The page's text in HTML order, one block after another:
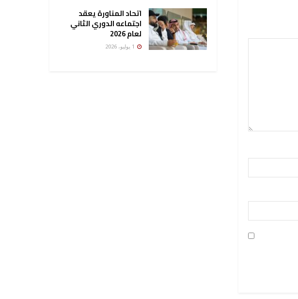
اتحاد المناورة يعقد
اجتماعه الدوري الثاني
لعام 2026